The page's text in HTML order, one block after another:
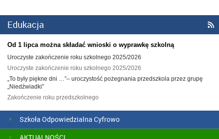

Edukacja
Od 1 lipca można składać wnioski o wyprawkę szkolną
Uroczyste zakończenie roku szkolnego 2025/2026
Uroczyste zakończenie roku szkolnego 2025/2026
„To były piękne dni …”– uroczystość pożegnania przedszkola przez grupę
„Niedźwiadki”
Zakończenie roku przedszkolnego
Szkoła Odpowiedzialna Cyfrowo